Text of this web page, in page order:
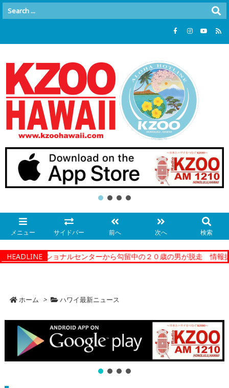
メニュー サイドバー 前へ 次へ 検索
HEADLINE
ーコレクショナルセンターから勾留中の２０歳の男が脱走 情報提
ホーム > ハワイ最新ニュース